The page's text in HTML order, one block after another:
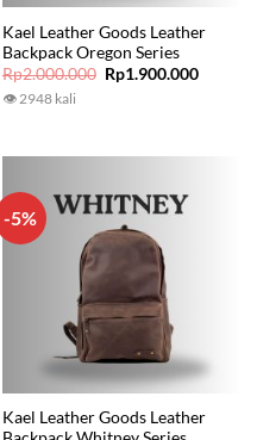
Kael Leather Goods Leather
Backpack Oregon Series
Rp2.000.000 Original
price
Rp1.900.000Current
👁 2948 kali
-5%
Kael Leather Goods Leather